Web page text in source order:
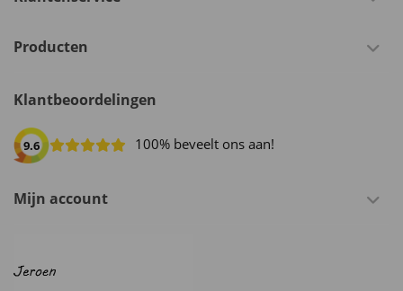
Producten
Klantbeoordelingen
9.6 100% beveelt ons aan!
Mijn account